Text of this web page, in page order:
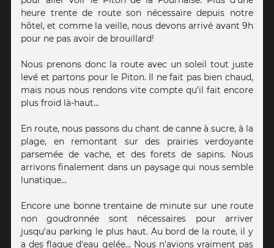
heure trente de route son nécessaire depuis notre
hôtel, et comme la veille, nous devons arrivé avant 9h
pour ne pas avoir de brouillard!
Nous prenons donc la route avec un soleil tout juste
levé et partons pour le Piton. Il ne fait pas bien chaud,
mais nous nous rendons vite compte qu'il fait encore
plus froid là-haut...
En route, nous passons du chant de canne à sucre, à la
plage, en remontant sur des prairies verdoyante
parsemée de vache, et des forets de sapins. Nous
arrivons finalement dans un paysage qui nous semble
lunatique...
Encore une bonne trentaine de minute sur une route
non goudronnée sont nécessaires pour arriver
jusqu'au parking le plus haut. Au bord de la route, il y
a des flaque d'eau gelée... Nous n'avions vraiment pas